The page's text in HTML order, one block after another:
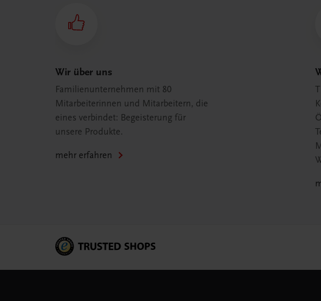
Wir über uns
Familienunternehmen mit 80
Mitarbeiterinnen und Mitarbeitern, die
eines verbindet: Begeisterung für
unsere Produkte.
mehr erfahren